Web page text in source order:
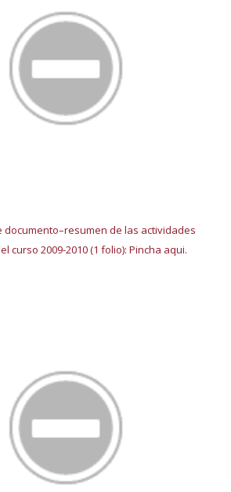
documento–resumen de las actividades
curso 2009-2010 (1 folio): Pincha aqui.